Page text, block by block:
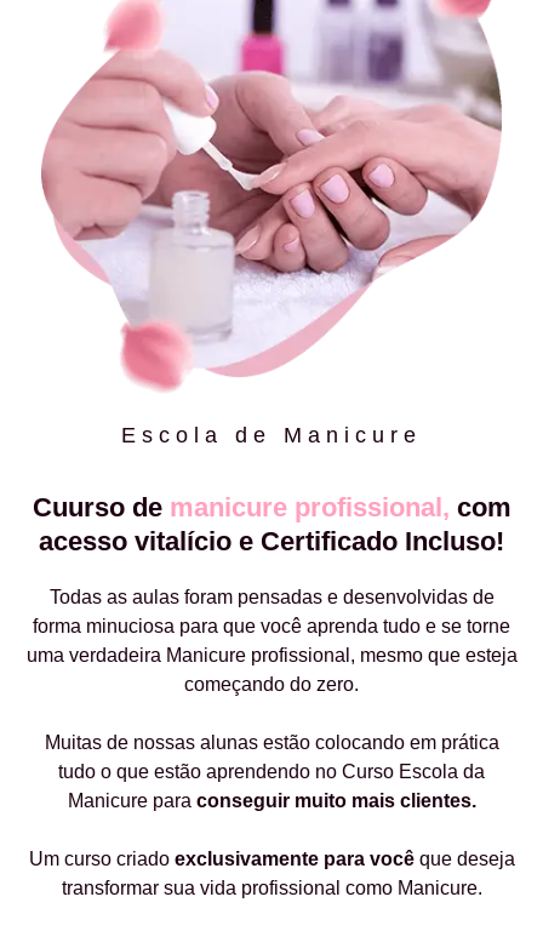
Escola de Manicure
Cuurso de manicure profissional, com
acesso vitalício e Certificado Incluso!
Todas as aulas foram pensadas e desenvolvidas de
forma minuciosa para que você aprenda tudo e se torne
uma verdadeira Manicure profissional, mesmo que esteja
começando do zero.
Muitas de nossas alunas estão colocando em prática
tudo o que estão aprendendo no Curso Escola da
Manicure para conseguir muito mais clientes.
Um curso criado exclusivamente para vocêque deseja
transformar sua vida profissional como Manicure.